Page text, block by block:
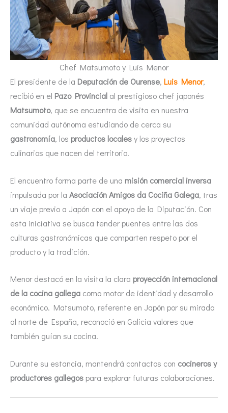
Chef Matsumoto y Luis Menor
El presidente de la Deputación de Ourense, Luis Menor,
recibió en el Pazo Provincial al prestigioso chef japonés
Matsumoto, que se encuentra de visita en nuestra
comunidad autónoma estudiando de cerca su
gastronomía, los productos localesy los proyectos
culinarios que nacen del territorio.
El encuentro forma parte de una misión comercial inversa
impulsada por la Asociación Amigos da Cociña Galega, tras
un viaje previo a Japón con el apoyo de la Diputación. Con
esta iniciativa se busca tender puentes entre las dos
culturas gastronómicas que comparten respeto por el
producto y la tradición.
Menor destacó en la visita la clara proyección internacional
de la cocina gallega como motor de identidad y desarrollo
económico. Matsumoto, referente en Japón por su mirada
al norte de España, reconoció en Galicia valores que
también guían su cocina.
Durante su estancia, mantendrá contactos con cocineros y
productores gallegos para explorar futuras colaboraciones.